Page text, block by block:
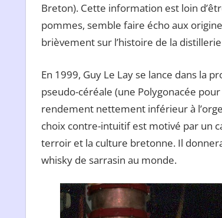
Breton). Cette information est loin
pommes, semble faire écho aux
brièvement sur l’histoire de la
En 1999, Guy Le Lay se lance dans la
pseudo-céréale (une Polygonacée
rendement nettement inférieur à
choix contre-intuitif est motivé par un
terroir et la culture bretonne. Il
whisky de sarrasin au monde.